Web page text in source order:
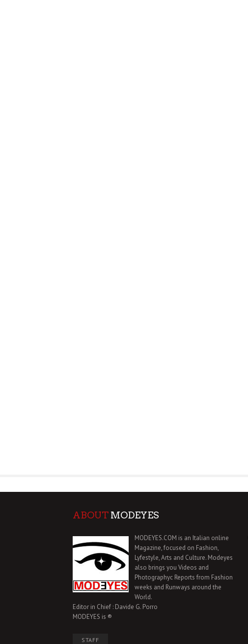
ABOUT MODEYES
MODEYES.COM is an Italian online
Magazine, focused on Fashion,
Lyfestyle, Arts and Culture. Modeyes
also brings you Videos and
Photographyc Reports from Fashion
weeks and Runways around the
World.
Editor in Chief : Davide G. Porro
MODEYES is ®
STAFF